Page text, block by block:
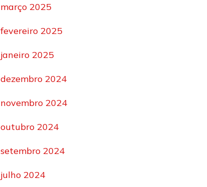
março 2025
fevereiro 2025
janeiro 2025
dezembro 2024
novembro 2024
outubro 2024
setembro 2024
julho 2024